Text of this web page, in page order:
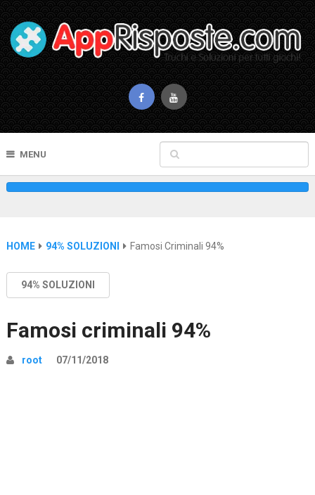
MENU
HOME 94% SOLUZIONI Famosi Criminali 94%
94% SOLUZIONI
Famosi criminali 94%
root 07/11/2018